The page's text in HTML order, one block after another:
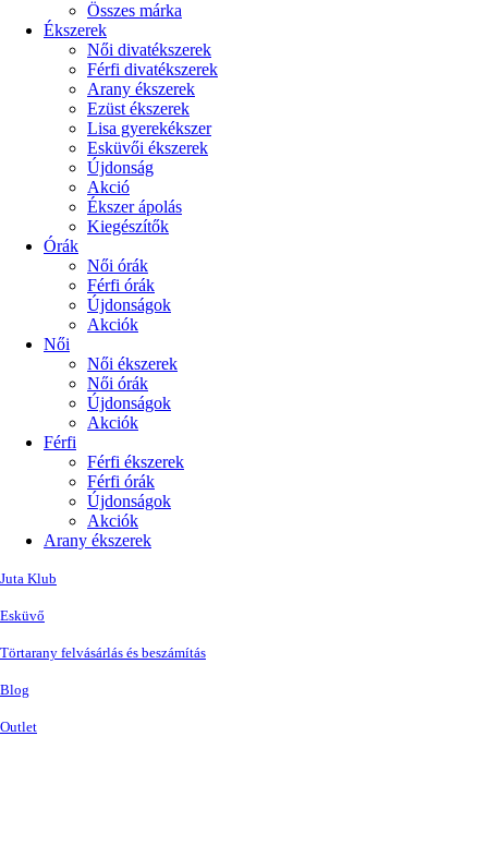
Összes márka
Ékszerek
Női divatékszerek
Férfi divatékszerek
Arany ékszerek
Ezüst ékszerek
Lisa gyerekékszer
Esküvői ékszerek
Újdonság
Akció
Ékszer ápolás
Kiegészítők
Órák
Női órák
Férfi órák
Újdonságok
Akciók
Női
Női ékszerek
Női órák
Újdonságok
Akciók
Férfi
Férfi ékszerek
Férfi órák
Újdonságok
Akciók
Arany ékszerek
Juta Klub
Esküvő
Törtarany felvásárlás és beszámítás
Blog
Outlet